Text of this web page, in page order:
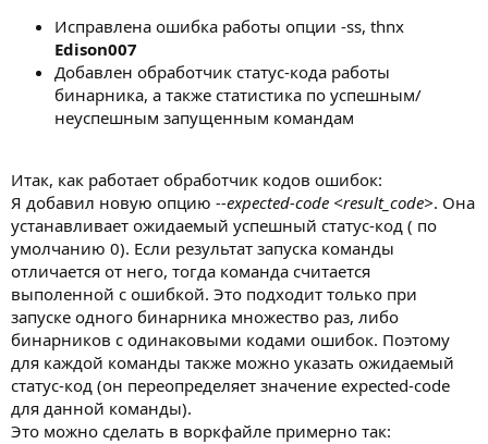
Исправлена ошибка работы опции -ss, thnx
Edison007
Добавлен обработчик статус-кода работы
бинарника, а также статистика по успешным/
неуспешным запущенным командам
Итак, как работает обработчик кодов ошибок:
Я добавил новую опцию --expected-code <result_code>. Она
устанавливает ожидаемый успешный статус-код ( по
умолчанию 0). Если результат запуска команды
отличается от него, тогда команда считается
выполенной с ошибкой. Это подходит только при
запуске одного бинарника множество раз, либо
бинарников с одинаковыми кодами ошибок. Поэтому
для каждой команды также можно указать ожидаемый
статус-код (он переопределяет значение expected-code
для данной команды).
Это можно сделать в воркфайле примерно так: